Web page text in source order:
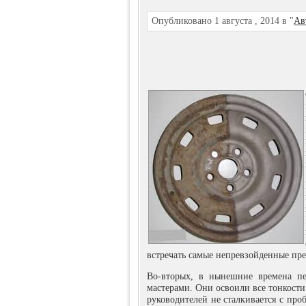
Опубликовано 1 августа , 2014 в "
встречать самые непревзойденные
Во-вторых, в нынешние времена
мастерами. Они освоили все
руководителей не сталкивается с